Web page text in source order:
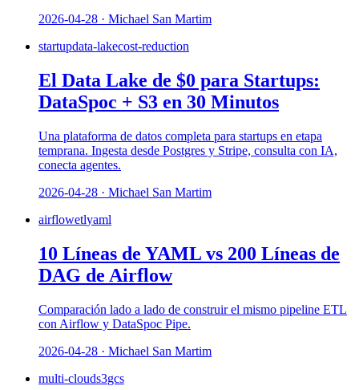
2026-04-28 · Michael San Martim
startupdata-lakecost-reduction
El Data Lake de $0 para Startups:
DataSpoc + S3 en 30 Minutos
Una plataforma de datos completa para startups en etapa
temprana. Ingesta desde Postgres y Stripe, consulta con IA,
conecta agentes.
2026-04-28 · Michael San Martim
airflowetlyaml
10 Líneas de YAML vs 200 Líneas de
DAG de Airflow
Comparación lado a lado de construir el mismo pipeline ETL
con Airflow y DataSpoc Pipe.
2026-04-28 · Michael San Martim
multi-clouds3gcs